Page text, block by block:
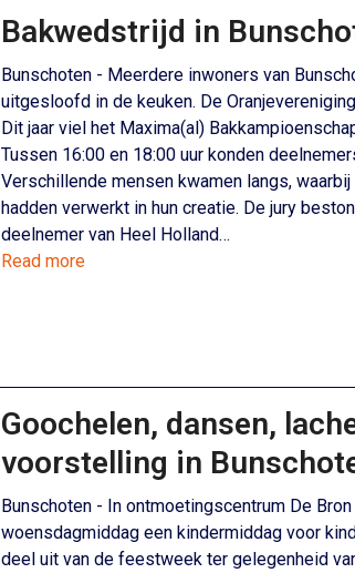
Bakwedstrijd in
Bunschoten - Meerdere inwoners van
uitgesloofd in de keuken. De
Dit jaar viel het Maxima(al)
Tussen 16:00 en 18:00 uur konden
Verschillende mensen kwamen langs,
hadden verwerkt in hun creatie. De jury
deelnemer van Heel Holland…
Read more
Goochelen, dansen,
voorstelling in
Bunschoten - In ontmoetingscentrum De
woensdagmiddag een kindermiddag voor
deel uit van de feestweek ter gelegenheid